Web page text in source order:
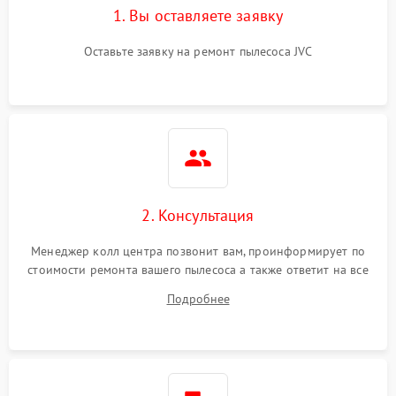
1. Вы оставляете заявку
Оставьте заявку на ремонт пылесоса JVC
2. Консультация
Менеджер колл центра позвонит вам, проинформирует по
стоимости ремонта вашего пылесоса а также ответит на все
Подробнее